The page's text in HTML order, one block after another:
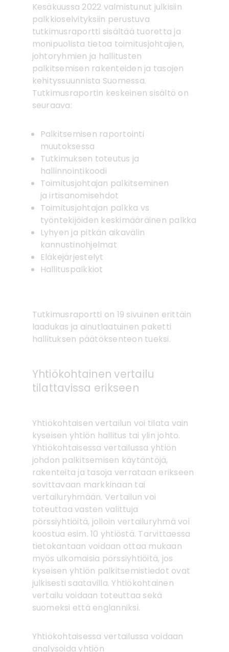
Kesäkuussa 2022 valmistunut julkisiin
palkkioselvityksiin perustuva
tutkimusraportti sisältää tuoretta ja
monipuolista tietoa toimitusjohtajien,
johtoryhmien ja hallitusten
palkitsemisen rakenteiden ja tasojen
kehityssuunnista Suomessa.
Tutkimusraportin keskeinen sisältö on
seuraava:
Palkitsemisen raportointi
muutoksessa
Tutkimuksen toteutus ja
hallinnointikoodi
Toimitusjohtajan palkitseminen
ja irtisanomisehdot
Toimitusjohtajan palkka vs
työntekijöiden keskimääräinen palkka
Lyhyen ja pitkän aikavälin
kannustinohjelmat
Eläkejärjestelyt
Hallituspalkkiot
Tutkimusraportti on 19 sivuinen erittäin
laadukas ja ainutlaatuinen paketti
hallituksen päätöksenteon tueksi.
Yhtiökohtainen vertailu
tilattavissa erikseen
Yhtiökohtaisen vertailun voi tilata vain
kyseisen yhtiön hallitus tai ylin johto.
Yhtiökohtaisessa vertailussa yhtiön
johdon palkitsemisen käytäntöjä,
rakenteita ja tasoja verrataan erikseen
sovittavaan markkinaan tai
vertailuryhmään. Vertailun voi
toteuttaa vasten valittuja
pörssiyhtiöitä, jolloin vertailuryhmä voi
koostua esim. 10 yhtiöstä. Tarvittaessa
tietokantaan voidaan ottaa mukaan
myös ulkomaisia pörssiyhtiöitä, jos
kyseisen yhtiön palkitsemistiedot ovat
julkisesti saatavilla. Yhtiökohtainen
vertailu voidaan toteuttaa sekä
suomeksi että englanniksi.
Yhtiökohtaisessa vertailussa voidaan
analysoida yhtiön